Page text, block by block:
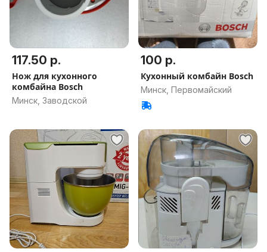
117.50 р.
Нож для кухонного
комбайна Bosch
Минск, Заводской
100 р.
Кухонный комбайн Bosch
Минск, Первомайский